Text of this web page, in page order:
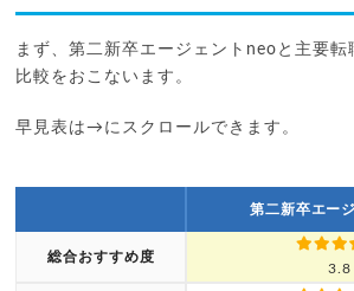
まず、第二新卒エージェントneoと主要転
比較をおこないます。
早見表は→にスクロールできます。
第二新卒エー
総合おすすめ度
3.8